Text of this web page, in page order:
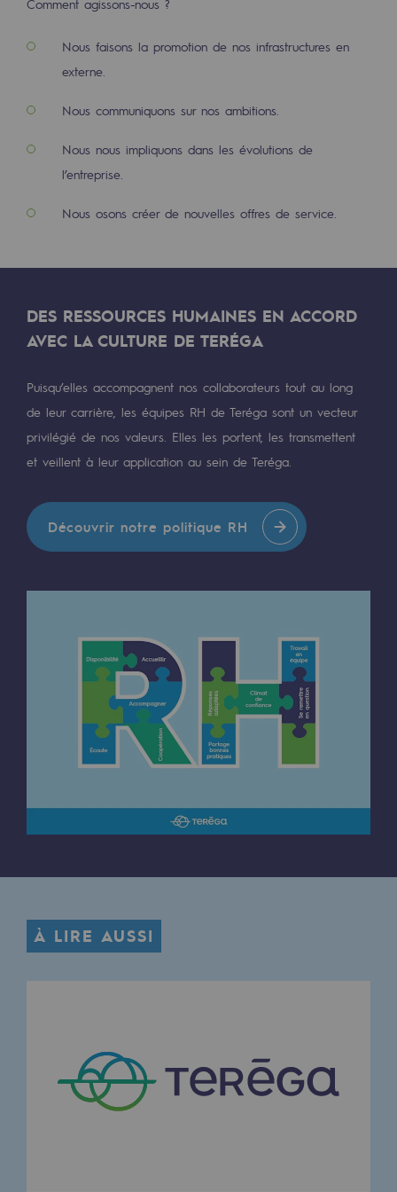
Présentation du fonds de dotation
Gouvernance du fonds de dotation et
Soumettre un projet
Nos activités
Transport de gaz
Projet type
Raccordement au réseau de gaz
Stockage de gaz
Savoir-faire
Projet type
Infrastructures historiques
Biométhane
Biométhane
Biométhane : Enjeux et opportunités
Qu'est-ce que la méthanisation ?
Teréga, partenaire de référence sur le
Production d'hydrogène
Transport d'hydrogène
Projet H2med
Appel à Manifestation d'Intérêt H2 et
Comment agissons-nous ?
Nous faisons la promotion de nos infrastructures en
externe.
Nous communiquons sur nos ambitions.
Nous nous impliquons dans les évolutions de
l’entreprise.
Nous osons créer de nouvelles offres de service.
DES RESSOURCES HUMAINES EN ACCORD
AVEC LA CULTURE DE TERÉGA
Puisqu’elles accompagnent nos collaborateurs tout au long
de leur carrière, les équipes RH de Teréga sont un vecteur
privilégié de nos valeurs. Elles les portent, les transmettent
et veillent à leur application au sein de Teréga.
Découvrir notre politique RH
À LIRE AUSSI